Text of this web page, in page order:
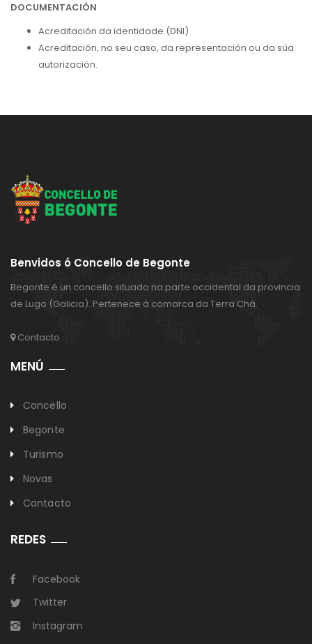
DOCUMENTACIÓN
Acreditación da identidade (DNI).
Acreditación, no seu caso, da representación ou da súa
autorización.
Benvidos ó Concello de Begonte
Begonte é un concello situado na parte occidental da provincia
de Lugo (Galicia). Pertenece á comarca da Terra Chá.
Contacto
MENÚ
Concello
Begonte
Turismo
Novas
Contacto
REDES
Facebook
Twitter
Instagram